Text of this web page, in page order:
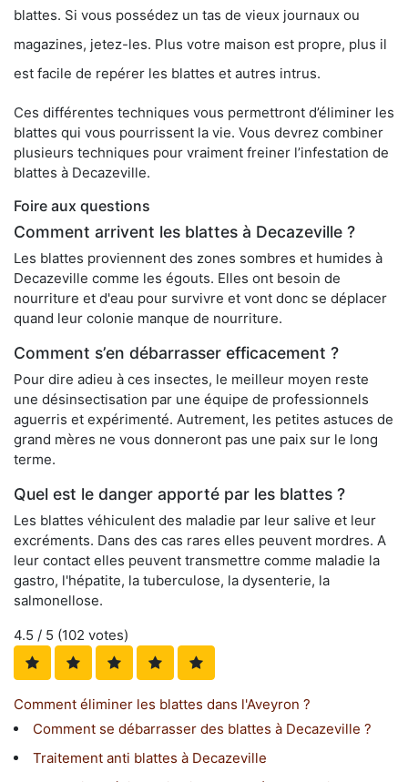
blattes. Si vous possédez un tas de vieux journaux ou
magazines, jetez-les. Plus votre maison est propre, plus il
est facile de repérer les blattes et autres intrus.
Ces différentes techniques vous permettront d’éliminer les
blattes qui vous pourrissent la vie. Vous devrez combiner
plusieurs techniques pour vraiment freiner l’infestation de
blattes à Decazeville.
Foire aux questions
Comment arrivent les blattes à Decazeville ?
Les blattes proviennent des zones sombres et humides à
Decazeville comme les égouts. Elles ont besoin de
nourriture et d'eau pour survivre et vont donc se déplacer
quand leur colonie manque de nourriture.
Comment s’en débarrasser efficacement ?
Pour dire adieu à ces insectes, le meilleur moyen reste
une désinsectisation par une équipe de professionnels
aguerris et expérimenté. Autrement, les petites astuces de
grand mères ne vous donneront pas une paix sur le long
terme.
Quel est le danger apporté par les blattes ?
Les blattes véhiculent des maladie par leur salive et leur
excréments. Dans des cas rares elles peuvent mordres. A
leur contact elles peuvent transmettre comme maladie la
gastro, l'hépatite, la tuberculose, la dysenterie, la
salmonellose.
4.5 / 5 (102 votes)
Comment éliminer les blattes dans l'Aveyron ?
Comment se débarrasser des blattes à Decazeville ?
Traitement anti blattes à Decazeville